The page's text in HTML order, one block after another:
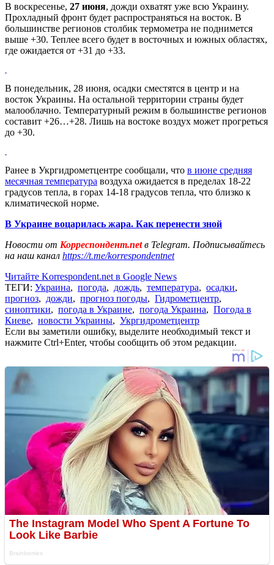
В воскресенье, 27 июня, дожди охватят уже всю Украину.
Прохладный фронт будет распространяться на восток. В
большинстве регионов столбик термометра не поднимется
выше +30. Теплее всего будет в восточных и южных областях,
где ожидается от +31 до +33.
В понедельник, 28 июня, осадки сместятся в центр и на
восток Украины. На остальной территории страны будет
малооблачно. Температурный режим в большинстве регионов
составит +26…+28. Лишь на востоке воздух может прогреться
до +30.
Ранее в Укргидрометцентре сообщали, что в июне средняя
месячная температура воздуха ожидается в пределах 18-22
градусов тепла, в горах 14-18 градусов тепла, что близко к
климатической норме.
В Украине воцарилась жара. Как перенести зной
Новости от Корреспондент.netв Telegram. Подписывайтесь
на наш канал https://t.me/korrespondentnet
Читайте Korrespondent.net в Google News
ТЕГИ: Украина, погода, дождь, температура, осадки,
прогноз, дожди, прогноз погоды, Гидрометцентр,
синоптики, погода в Украине, погода Украина, Погода в
Киеве, новости Украины, Укргидрометцентр
Если вы заметили ошибку, выделите необходимый текст и
нажмите Ctrl+Enter, чтобы сообщить об этом редакции.